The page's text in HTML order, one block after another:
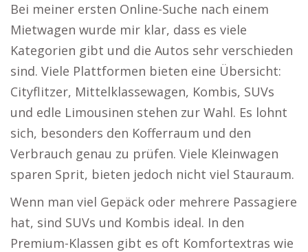
Bei meiner ersten Online-Suche nach einem
Mietwagen wurde mir klar, dass es viele
Kategorien gibt und die Autos sehr verschieden
sind. Viele Plattformen bieten eine Übersicht:
Cityflitzer, Mittelklassewagen, Kombis, SUVs
und edle Limousinen stehen zur Wahl. Es lohnt
sich, besonders den Kofferraum und den
Verbrauch genau zu prüfen. Viele Kleinwagen
sparen Sprit, bieten jedoch nicht viel Stauraum.
Wenn man viel Gepäck oder mehrere Passagiere
hat, sind SUVs und Kombis ideal. In den
Premium-Klassen gibt es oft Komfortextras wie